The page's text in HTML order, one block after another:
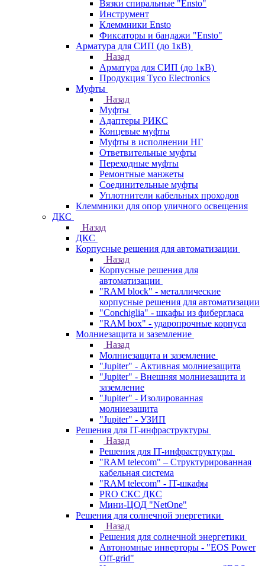
Вязки спиральные "Ensto"
Инструмент
Клеммники Ensto
Фиксаторы и бандажи "Ensto"
Арматура для СИП (до 1кВ)
Назад
Арматура для СИП (до 1кВ)
Продукция Tyco Electronics
Муфты
Назад
Муфты
Адаптеры РИКС
Концевые муфты
Муфты в исполнении НГ
Ответвительные муфты
Переходные муфты
Ремонтные манжеты
Соединительные муфты
Уплотнители кабельных проходов
Клеммники для опор уличного освещения
ДКС
Назад
ДКС
Корпусные решения для автоматизации
Назад
Корпусные решения для
автоматизации
"RAM block" - металлические
корпусные решения для автоматизации
"Conchiglia" - шкафы из фибергласа
"RAM box" - ударопрочные корпуса
Молниезащита и заземление
Назад
Молниезащита и заземление
"Jupiter" - Активная молниезащита
"Jupiter" - Внешняя молниезащита и
заземление
"Jupiter" - Изолированная
молниезащита
"Jupiter" - УЗИП
Решения для IT-инфраструктуры
Назад
Решения для IT-инфраструктуры
"RAM telecom" – Структурированная
кабельная система
"RAM telecom" - IT-шкафы
PRO СКС ДКС
Мини-ЦОД "NetOne"
Решения для солнечной энергетики
Назад
Решения для солнечной энергетики
Автономные инверторы - "EOS Power
Off-grid"